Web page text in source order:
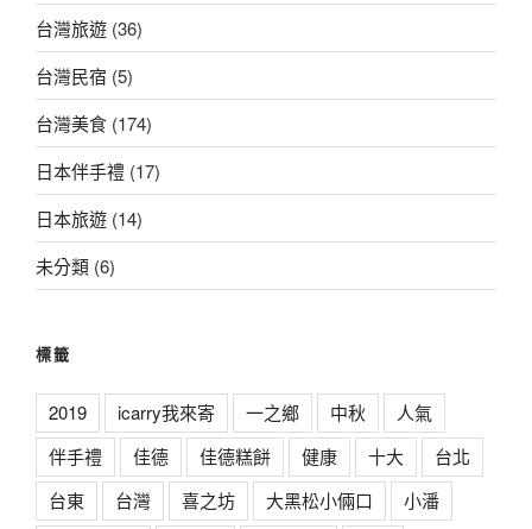
台灣旅遊 (36)
台灣民宿 (5)
台灣美食 (174)
日本伴手禮 (17)
日本旅遊 (14)
未分類 (6)
標籤
2019 icarry我來寄 一之鄉 中秋
人氣
伴手禮
佳德 佳德糕餅 健康 十大
台北
台東
台灣 喜之坊 大黑松小倆口
小潘